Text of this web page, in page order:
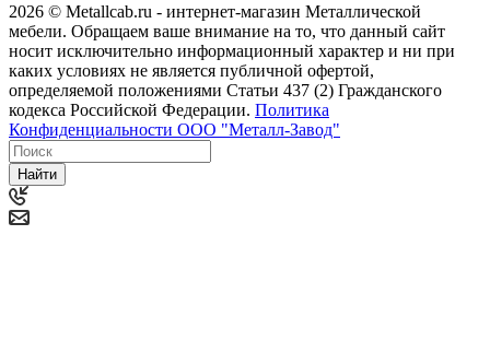
2026 © Metallcab.ru - интернет-магазин Металлической
мебели. Обращаем ваше внимание на то, что данный сайт
носит исключительно информационный характер и ни при
каких условиях не является публичной офертой,
определяемой положениями Статьи 437 (2) Гражданского
кодекса Российской Федерации. Политика
Конфиденциальности ООО "Металл-Завод"
Найти